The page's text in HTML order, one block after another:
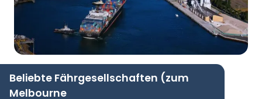
Beliebte Fährgesellschaften (zum
Melbourne